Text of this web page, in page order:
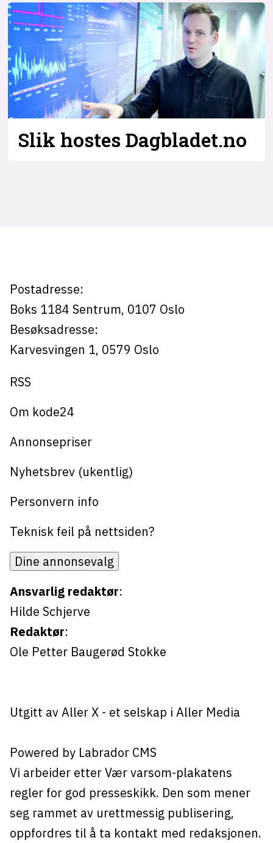
Slik hostes Dagbladet.no
Postadresse:
Boks 1184 Sentrum, 0107 Oslo
Besøksadresse:
Karvesvingen 1, 0579 Oslo
RSS
Om kode24
Annonsepriser
Nyhetsbrev (ukentlig)
Personvern info
Teknisk feil på nettsiden?
Dine annonsevalg
Ansvarlig redaktør:
Hilde Schjerve
Redaktør:
Ole Petter Baugerød Stokke
Utgitt av Aller X- et selskap i Aller Media
Powered by Labrador CMS
Vi arbeider etter Vær varsom-plakatens
regler for god presseskikk. Den som mener
seg rammet av urettmessig publisering,
oppfordres til å ta kontakt med redaksjonen.